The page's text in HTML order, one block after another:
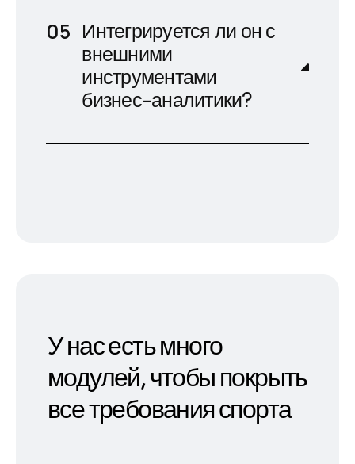
Интегрируется ли он с
внешними
инструментами
бизнес-аналитики?
У нас есть много
модулей, чтобы покрыть
все требования спорта